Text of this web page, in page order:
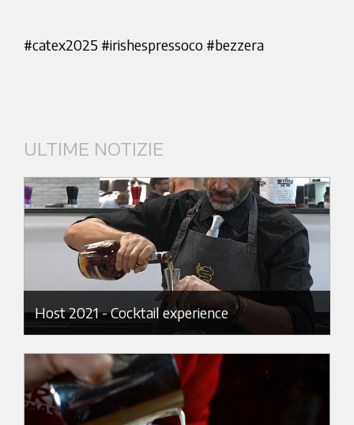
#catex2025 #irishespressoco #bezzera
ULTIME NOTIZIE
Host 2021 - Cocktail experience